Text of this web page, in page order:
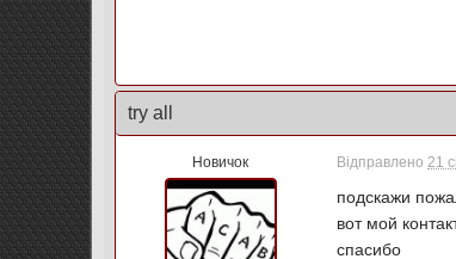
try all
Новичок Відправлено21
подскажи
вот мой
спасибо